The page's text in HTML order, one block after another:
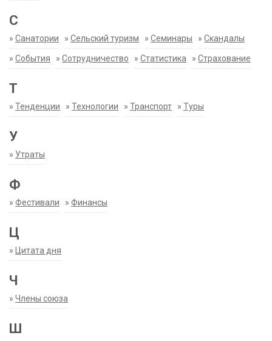
С
» Санатории » Сельский туризм » Семинары » Скандалы
» События » Сотрудничество » Статистика » Страхование
Т
» Тенденции » Технологии » Транспорт » Туры
У
» Утраты
Ф
» Фестивали » Финансы
Ц
» Цитата дня
Ч
» Члены союза
Ш